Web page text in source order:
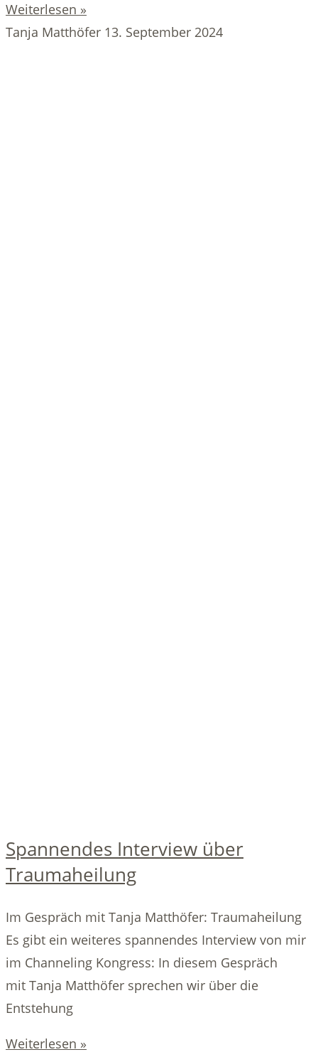
Weiterlesen »
Tanja Matthöfer 13. September 2024
Spannendes Interview über
Traumaheilung
Im Gespräch mit Tanja Matthöfer: Traumaheilung
Es gibt ein weiteres spannendes Interview von mir
im Channeling Kongress: In diesem Gespräch
mit Tanja Matthöfer sprechen wir über die
Entstehung
Weiterlesen »